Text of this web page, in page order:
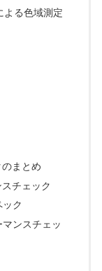
よる色域測定
まとめ
チェック
ク
ンスチェッ